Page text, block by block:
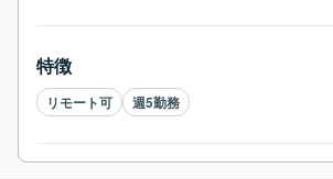
特徴
リモート可 週5勤務